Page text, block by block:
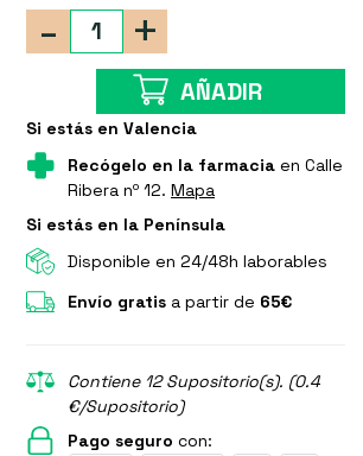
+
-
AÑADIR
Si estás en Valencia
Recógelo en la farmacia en Calle
Ribera nº 12.Mapa
Si estás en la Península
Disponible en 24/48h laborables
Envío gratis a partir de 65€
Contiene 12 Supositorio(s). (0.4
€/Supositorio)
Pago seguro con: